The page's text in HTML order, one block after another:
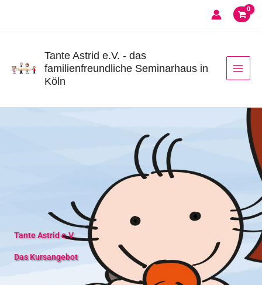
Tante Astrid e.V. - das
familienfreundliche Seminarhaus in
Köln
Tante Astrid e.V.
Das Kursangebot